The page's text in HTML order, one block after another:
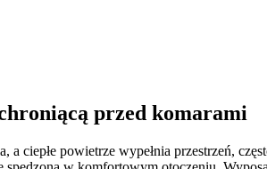
przed komarami
ciepłe powietrze wypełnia przestrzeń,